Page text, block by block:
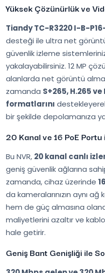
Yüksek Çözünürlük ve
Tiandy TC-R3220 I-B-
desteği ile ultra net
güvenlik izleme
yakalayabilirsiniz. 12 MP
alanlarda net görüntü
zamanda S+265, H.265
formatlarını
bir şekilde depolamanıza
20 Kanal ve 16 PoE
Bu NVR, 20 kanal canlı
geniş güvenlik ağlarına
zamanda, cihaz üzerinde
da kameralarınızın aynı
hem de güç almasına
maliyetlerini azaltır ve
hale getirir.
Geniş Bant Genişliği ile